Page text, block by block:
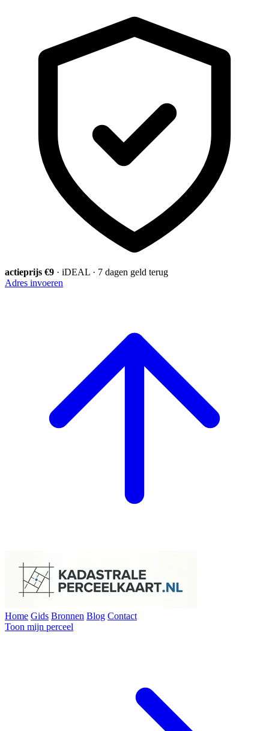
actieprijs €9 · iDEAL · 7 dagen geld terug
Adres invoeren
Home Gids Bronnen Blog Contact
Toon mijn perceel